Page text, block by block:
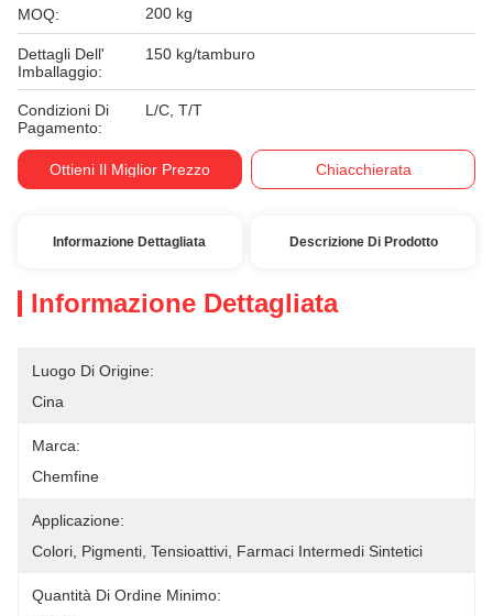
MOQ: 200 kg
Dettagli Dell'
Imballaggio:
150 kg/tamburo
Condizioni Di
Pagamento:
L/C, T/T
Ottieni Il Miglior Prezzo Chiacchierata
Informazione Dettagliata Descrizione Di Prodotto
Informazione Dettagliata
Luogo Di Origine:
Cina
Marca:
Chemfine
Applicazione:
Colori, Pigmenti, Tensioattivi, Farmaci Intermedi Sintetici
Quantità Di Ordine Minimo: